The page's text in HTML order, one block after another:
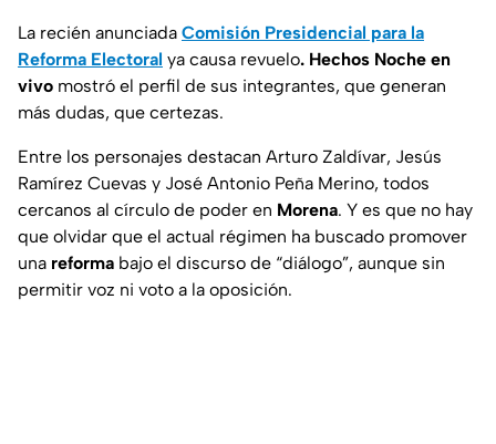
La recién anunciada Comisión Presidencial para la
Reforma Electoral ya causa revuelo. Hechos Noche en
vivo mostró el perfil de sus integrantes, que generan
más dudas, que certezas.
Entre los personajes destacan Arturo Zaldívar, Jesús
Ramírez Cuevas y José Antonio Peña Merino, todos
cercanos al círculo de poder en Morena. Y es que no hay
que olvidar que el actual régimen ha buscado promover
una reforma bajo el discurso de “diálogo”, aunque sin
permitir voz ni voto a la oposición.